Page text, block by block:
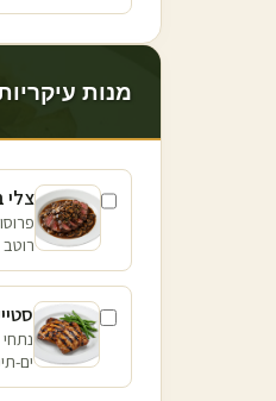
מנות
צלי
ים-